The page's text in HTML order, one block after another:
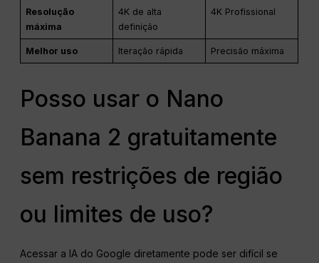
Resolução
máxima
4K de alta
definição
4K Profissional
Melhor uso Iteração rápida Precisão máxima
Posso usar o Nano
Banana 2 gratuitamente
sem restrições de região
ou limites de uso?
Acessar a IA do Google diretamente pode ser difícil se